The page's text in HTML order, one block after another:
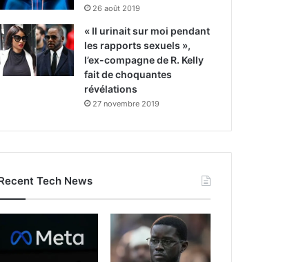
26 août 2019
« Il urinait sur moi pendant
les rapports sexuels »,
l’ex-compagne de R. Kelly
fait de choquantes
révélations
27 novembre 2019
Tech News